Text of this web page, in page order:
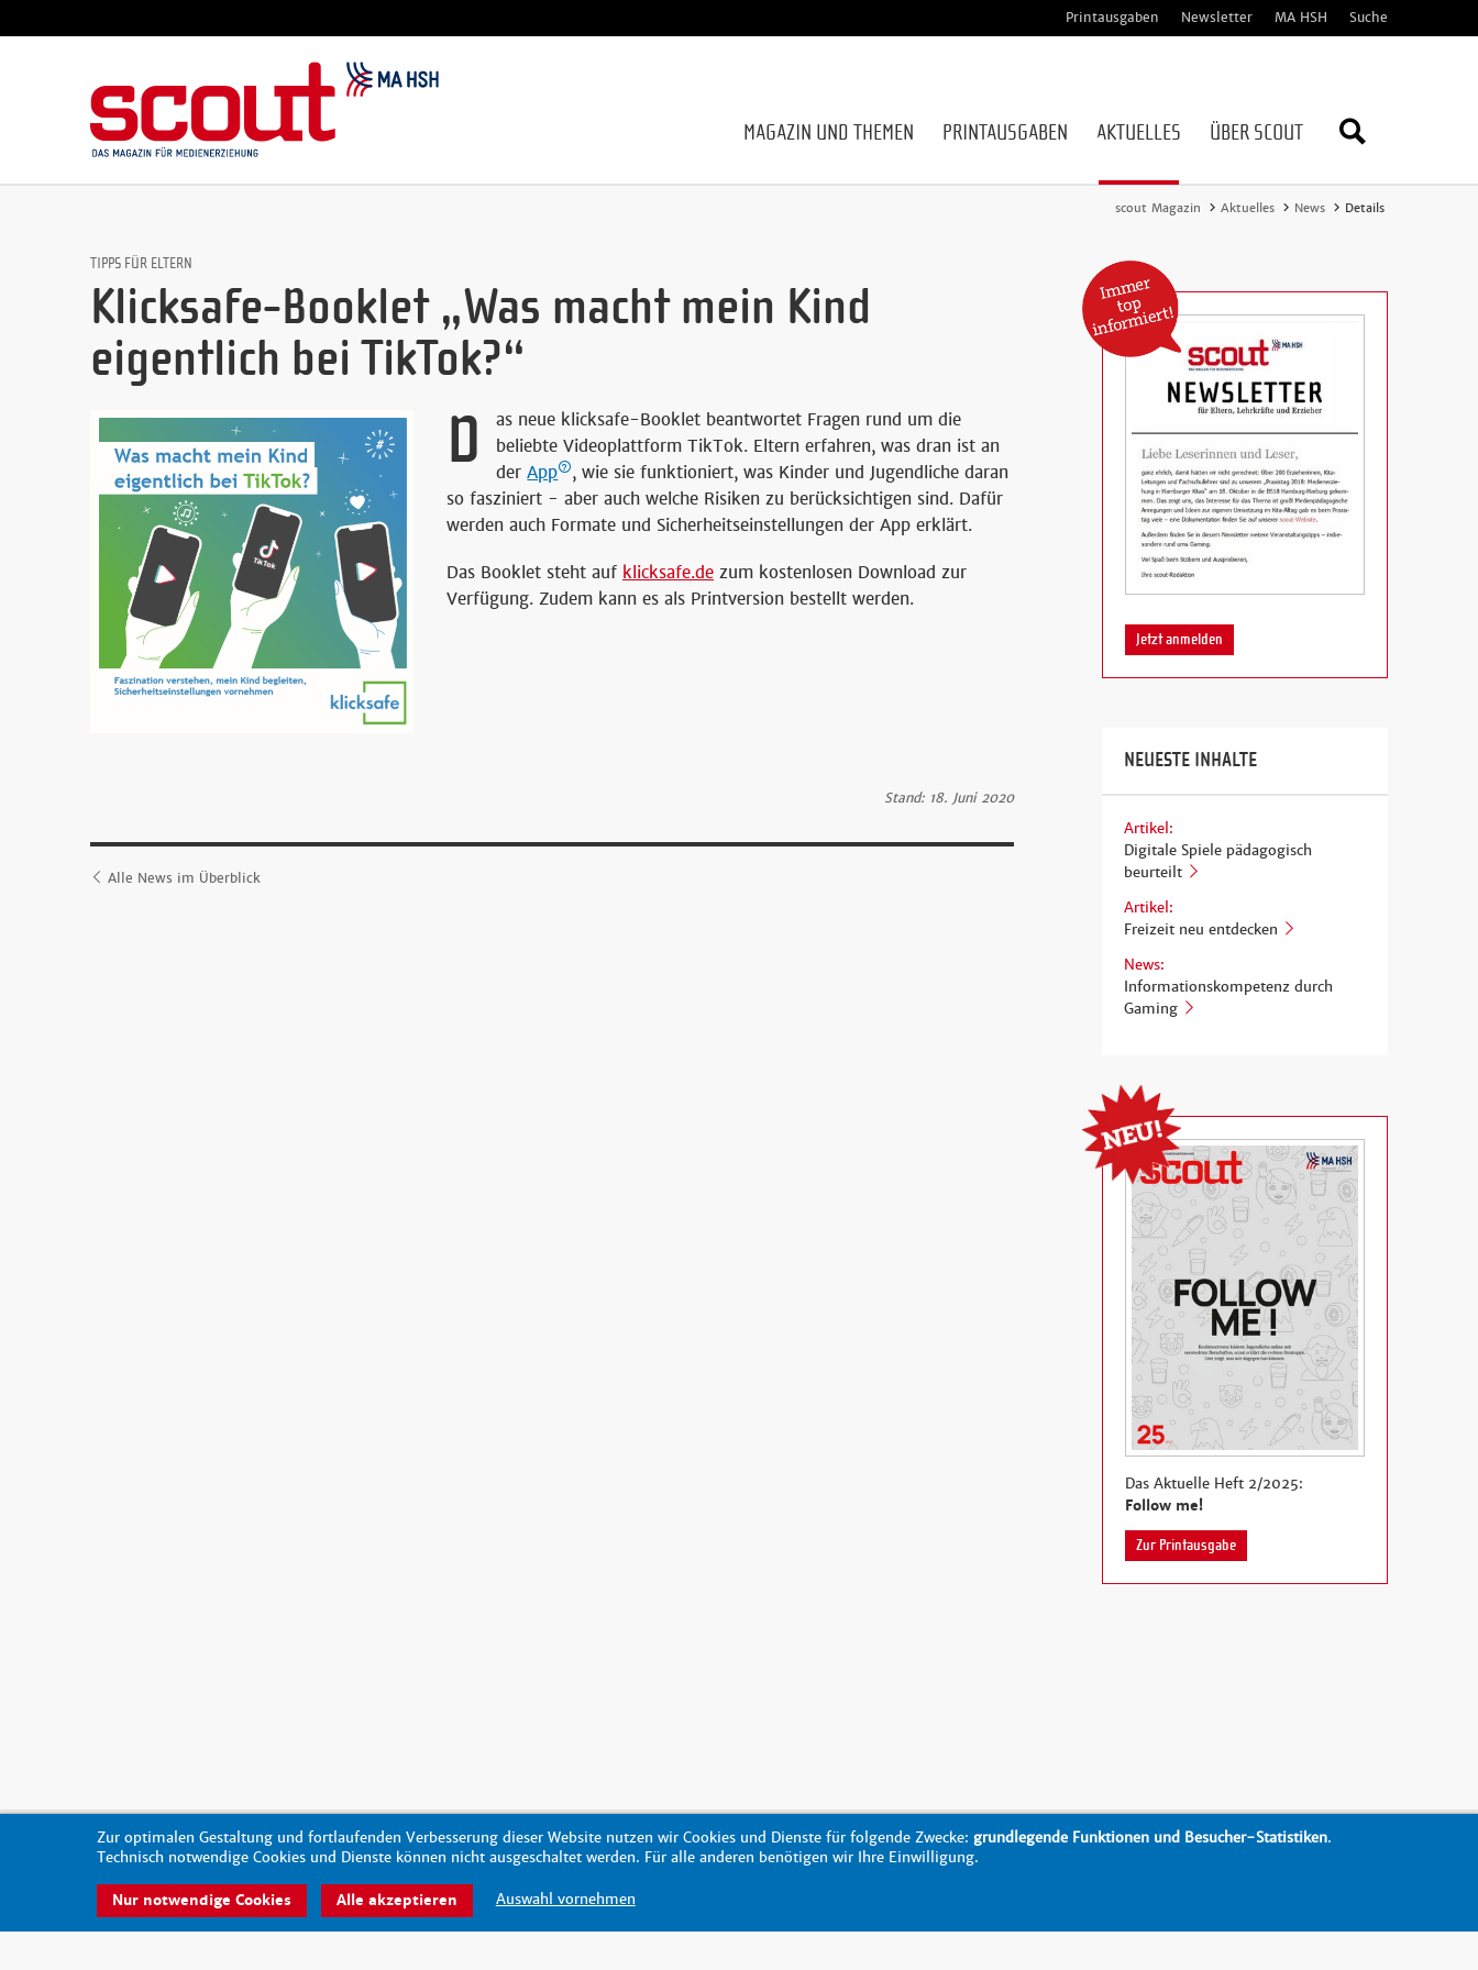
Printausgaben Newsletter MA HSH Suche
MAGAZIN UND THEMEN PRINTAUSGABEN AKTUELLES ÜBER SCOUT
Webseite
scout Magazin Aktuelles News Details
TIPPS FÜR ELTERN
Klicksafe-Booklet „Was macht mein Kind
eigentlich bei TikTok?“
D
as neue klicksafe-Booklet beantwortet Fragen rund um die
beliebte Videoplattform TikTok. Eltern erfahren, was dran ist an
derApp
, wie sie funktioniert, was Kinder und Jugendliche daran
so fasziniert - aber auch welche Risiken zu berücksichtigen sind. Dafür
werden auch Formate und Sicherheitseinstellungen der App erklärt.
Das Booklet steht auf klicksafe.de zum kostenlosen Download zur
Verfügung. Zudem kann es als Printversion bestellt werden.
Stand: 18. Juni 2020
Alle News im Überblick
Jetzt anmelden
NEUESTE INHALTE
Artikel:
Digitale Spiele pädagogisch
beurteilt
Artikel:
Freizeit neu entdecken
News:
Informationskompetenz durch
Gaming
Das Aktuelle Heft 2/2025:
Follow me!
Zur Printausgabe
Barrierefreiheit Datenschutz Impressum Kontakt
© 2026 - scout-magazin.de made by pixlscript
Zur optimalen Gestaltung und fortlaufenden Verbesserung dieser Website nutzen wir Cookies und Dienste für folgende Zwecke:grundlegende Funktionen und Besucher-Statistiken.
Technisch notwendige Cookies und Dienste können nicht ausgeschaltet werden. Für alle anderen benötigen wir Ihre Einwilligung.
Auswahl vornehmen
Nur notwendige Cookies Alle akzeptieren